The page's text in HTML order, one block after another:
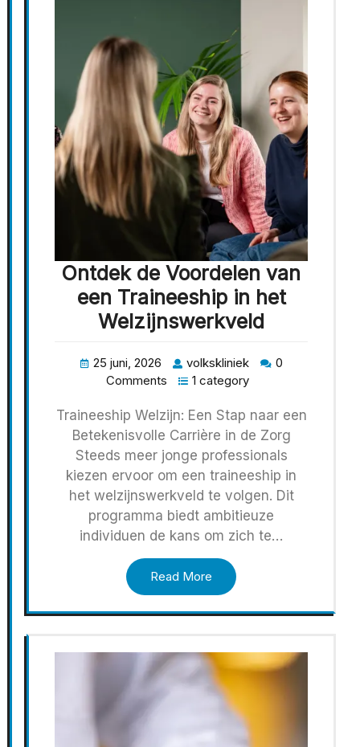
Ontdek de Voordelen van
een Traineeship in het
Welzijnswerkveld
25 juni, 2026 volkskliniek
0
Comments
1 category
Traineeship Welzijn: Een Stap naar een
Betekenisvolle Carrière in de Zorg
Steeds meer jonge professionals
kiezen ervoor om een traineeship in
het welzijnswerkveld te volgen. Dit
programma biedt ambitieuze
individuen de kans om zich te…
Read More